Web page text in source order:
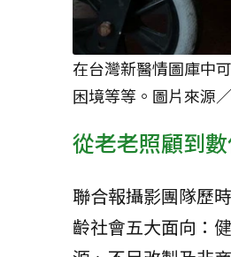
在台灣新醫情圖庫中
困境等等。圖片來源
從老老照顧到
聯合報攝影團隊歷
齡社會五大面向：